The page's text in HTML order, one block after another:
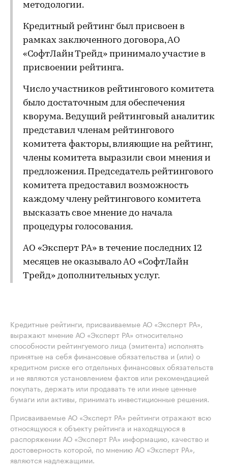
методологии.
Кредитный рейтинг был присвоен в
рамках заключенного договора, АО
«СофтЛайн Трейд» принимало участие в
присвоении рейтинга.
Число участников рейтингового комитета
было достаточным для обеспечения
кворума. Ведущий рейтинговый аналитик
представил членам рейтингового
комитета факторы, влияющие на рейтинг,
члены комитета выразили свои мнения и
предложения. Председатель рейтингового
комитета предоставил возможность
каждому члену рейтингового комитета
высказать свое мнение до начала
процедуры голосования.
АО «Эксперт РА» в течение последних 12
месяцев не оказывало АО «СофтЛайн
Трейд» дополнительных услуг.
Кредитные рейтинги, присваиваемые АО «Эксперт РА»,
выражают мнение АО «Эксперт РА» относительно
способности рейтингуемого лица (эмитента) исполнять
принятые на себя финансовые обязательства и (или) о
кредитном риске его отдельных финансовых обязательств
и не являются установлением фактов или рекомендацией
покупать, держать или продавать те или иные ценные
бумаги или активы, принимать инвестиционные решения.
Присваиваемые АО «Эксперт РА» рейтинги отражают всю
относящуюся к объекту рейтинга и находящуюся в
распоряжении АО «Эксперт РА» информацию, качество и
достоверность которой, по мнению АО «Эксперт РА»,
являются надлежащими.